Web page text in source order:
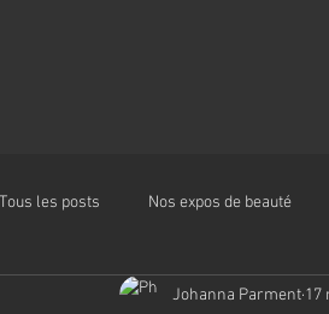
Tous les posts Nos expos de beauté
Alimentation Johanna Parment 17